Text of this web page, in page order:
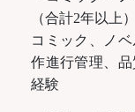
（合計2年以上）
コミック、ノ
作進行管理、
経験